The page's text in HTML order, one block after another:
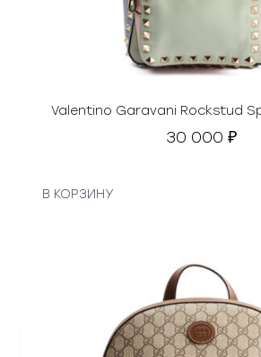
Valentino Garavani Rockstud
30 000 ₽
В КОРЗИНУ